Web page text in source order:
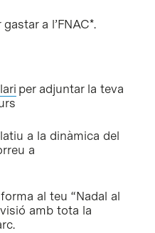
a l’FNAC*.
per adjuntar la teva
a la dinàmica del
a
al teu “Nadal al
amb tota la